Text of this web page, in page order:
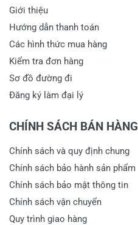
Giới thiệu
Hướng dẫn thanh toán
Các hình thức mua hàng
Kiểm tra đơn hàng
Sơ đồ đường đi
Đăng ký làm đại lý
CHÍNH SÁCH BÁN HÀNG
Chính sách và quy định chung
Chính sách bảo hành sản phẩm
Chính sách bảo mật thông tin
Chính sách vận chuyển
Quy trình giao hàng